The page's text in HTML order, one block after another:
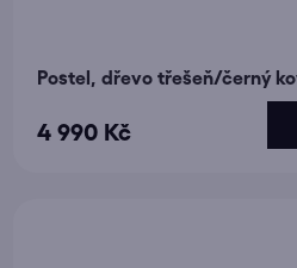
Postel, dřevo třešeň/černý
4 990 Kč